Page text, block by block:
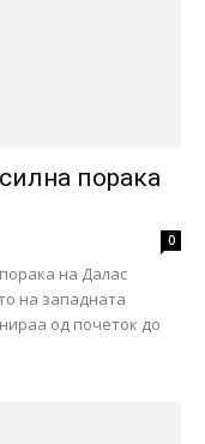
порака
0
на Далас
на западната
од почеток до